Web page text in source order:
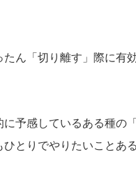
ん「切り離す」際に有
予感しているある種の「
とりでやりたいことあ